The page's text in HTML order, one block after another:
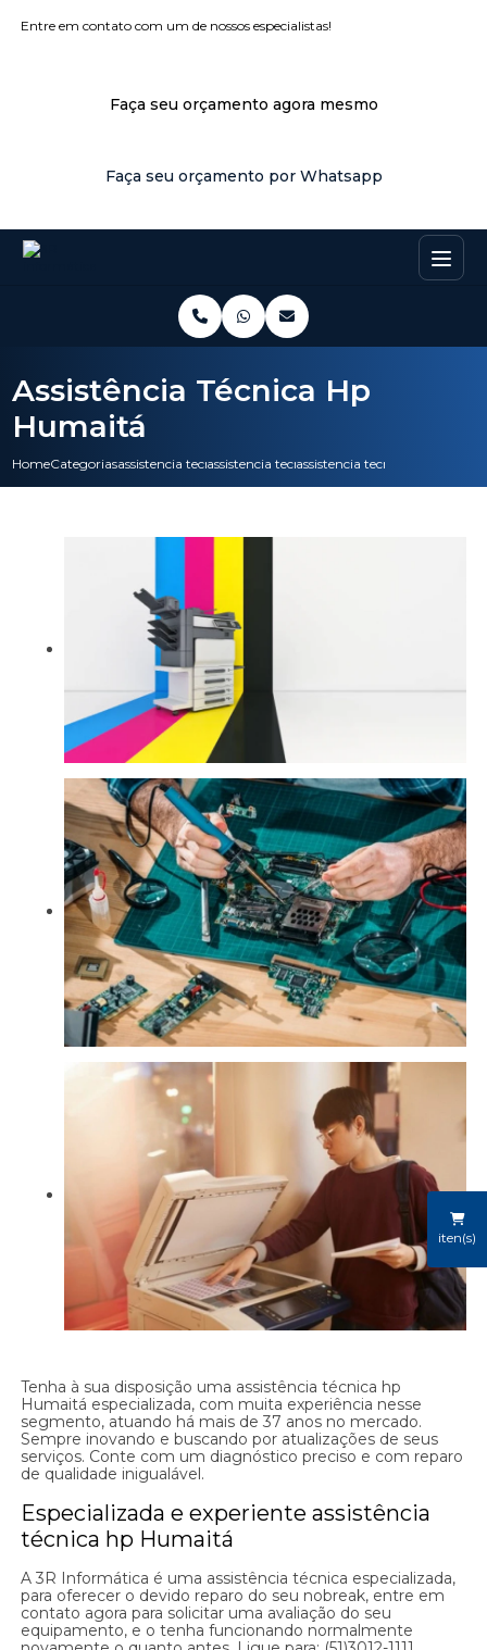
Entre em contato com um de nossos especialistas!
Faça seu orçamento agora mesmo
Faça seu orçamento por Whatsapp
iten(s)
HomeCategoriasassistencia tecnicaassistencia tecnica nobreak
assistencia tecnica hp
Assistência Técnica Hp
Humaitá
Tenha à sua disposição uma assistência técnica hp
Humaitá especializada, com muita experiência nesse
segmento, atuando há mais de 37 anos no mercado.
Sempre inovando e buscando por atualizações de seus
serviços. Conte com um diagnóstico preciso e com reparo
de qualidade inigualável.
Especializada e experiente assistência
técnica hp Humaitá
A 3R Informática é uma assistência técnica especializada,
para oferecer o devido reparo do seu nobreak, entre em
contato agora para solicitar uma avaliação do seu
equipamento, e o tenha funcionando normalmente